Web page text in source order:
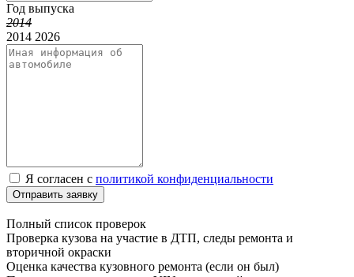
Год выпуска
2014
2014 2026
Я согласен с политикой конфиденциальности
Отправить заявку
Полный список проверок
Проверка кузова на участие в ДТП, следы ремонта и
вторичной окраски
Оценка качества кузовного ремонта (если он был)